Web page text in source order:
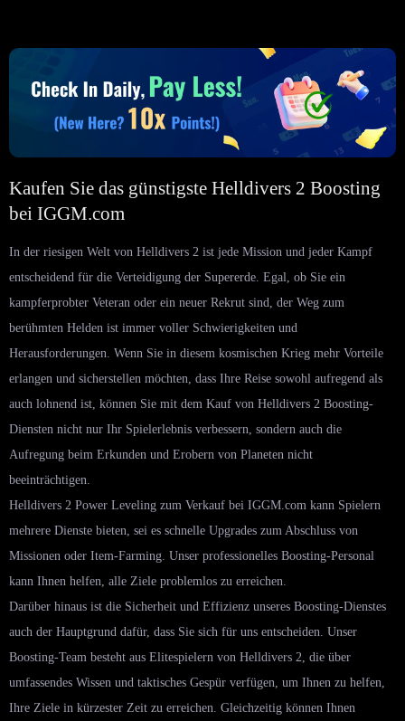
Kaufen Sie das günstigste Helldivers 2 Boosting
bei IGGM.com
In der riesigen Welt von Helldivers 2 ist jede Mission und jeder Kampf
entscheidend für die Verteidigung der Supererde. Egal, ob Sie ein
kampferprobter Veteran oder ein neuer Rekrut sind, der Weg zum
berühmten Helden ist immer voller Schwierigkeiten und
Herausforderungen. Wenn Sie in diesem kosmischen Krieg mehr Vorteile
erlangen und sicherstellen möchten, dass Ihre Reise sowohl aufregend als
auch lohnend ist, können Sie mit dem Kauf von Helldivers 2 Boosting-
Diensten nicht nur Ihr Spielerlebnis verbessern, sondern auch die
Aufregung beim Erkunden und Erobern von Planeten nicht
beeinträchtigen.
Helldivers 2 Power Leveling zum Verkauf bei IGGM.com kann Spielern
mehrere Dienste bieten, sei es schnelle Upgrades zum Abschluss von
Missionen oder Item-Farming. Unser professionelles Boosting-Personal
kann Ihnen helfen, alle Ziele problemlos zu erreichen.
Darüber hinaus ist die Sicherheit und Effizienz unseres Boosting-Dienstes
auch der Hauptgrund dafür, dass Sie sich für uns entscheiden. Unser
Boosting-Team besteht aus Elitespielern von Helldivers 2, die über
umfassendes Wissen und taktisches Gespür verfügen, um Ihnen zu helfen,
Ihre Ziele in kürzester Zeit zu erreichen. Gleichzeitig können Ihnen